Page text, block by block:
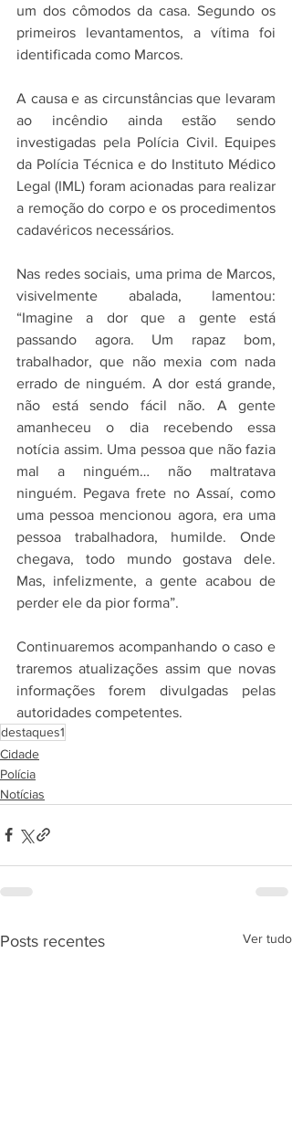
um dos cômodos da casa. Segundo os
primeiros levantamentos, a vítima foi
identificada como Marcos.
A causa e as circunstâncias que levaram
ao incêndio ainda estão sendo
investigadas pela Polícia Civil. Equipes
da Polícia Técnica e do Instituto Médico
Legal (IML) foram acionadas para realizar
a remoção do corpo e os procedimentos
cadavéricos necessários.
Nas redes sociais, uma prima de Marcos,
visivelmente abalada, lamentou:
“Imagine a dor que a gente está
passando agora. Um rapaz bom,
trabalhador, que não mexia com nada
errado de ninguém. A dor está grande,
não está sendo fácil não. A gente
amanheceu o dia recebendo essa
notícia assim. Uma pessoa que não fazia
mal a ninguém… não maltratava
ninguém. Pegava frete no Assaí, como
uma pessoa mencionou agora, era uma
pessoa trabalhadora, humilde. Onde
chegava, todo mundo gostava dele.
Mas, infelizmente, a gente acabou de
perder ele da pior forma”.
Continuaremos acompanhando o caso e
traremos atualizações assim que novas
informações forem divulgadas pelas
autoridades competentes.
destaques1
Cidade
Polícia
Notícias
Posts recentes Ver tudo